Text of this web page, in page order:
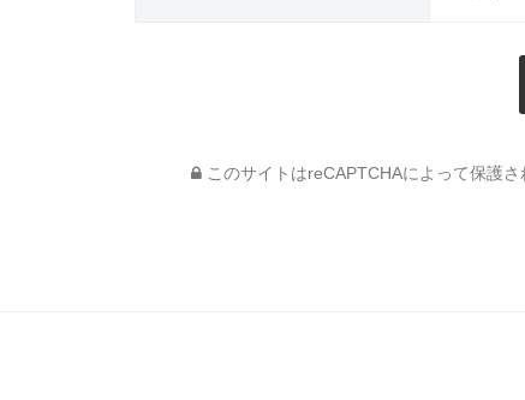
このサイトはreCAPTCHAによって保護